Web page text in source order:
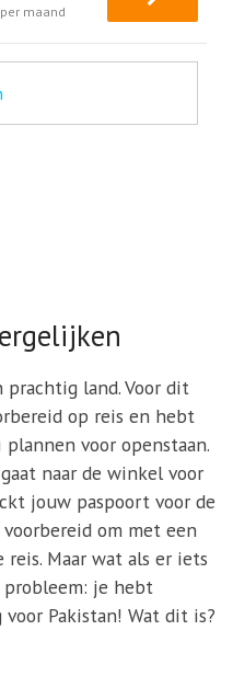
per maand
prachtig land. Voor dit
op reis en hebt
voor openstaan.
naar de winkel voor
jouw paspoort voor de
om met een
Maar wat als er iets
je hebt
Pakistan! Wat dit is?